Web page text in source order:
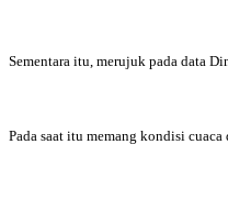
Sementara itu, merujuk pada data
Pada saat itu memang kondisi